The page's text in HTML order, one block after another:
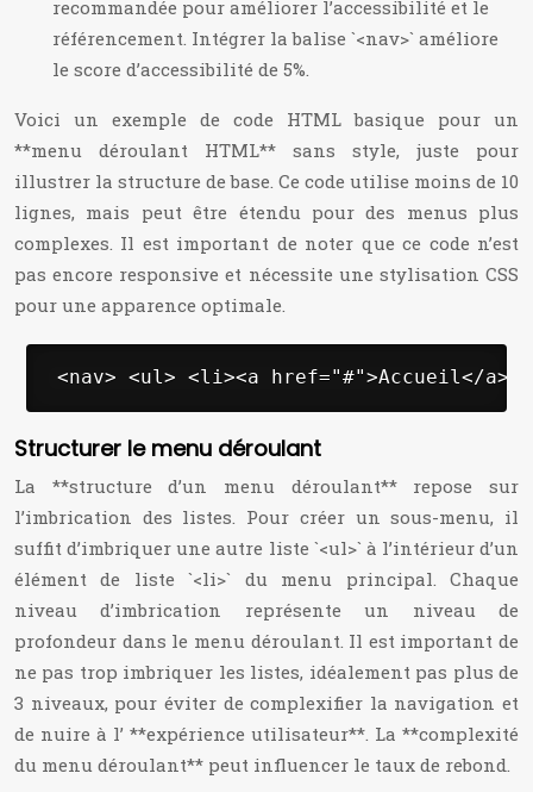
recommandée pour améliorer l’accessibilité et le
référencement. Intégrer la balise `<nav>` améliore
le score d’accessibilité de 5%.
Voici un exemple de code HTML basique pour un
**menu déroulant HTML** sans style, juste pour
illustrer la structure de base. Ce code utilise moins de 10
lignes, mais peut être étendu pour des menus plus
complexes. Il est important de noter que ce code n’est
pas encore responsive et nécessite une stylisation CSS
pour une apparence optimale.
<nav> <ul> <li><a href="#">Accueil</
Structurer le menu déroulant
La **structure d’un menu déroulant** repose sur
l’imbrication des listes. Pour créer un sous-menu, il
suffit d’imbriquer une autre liste `<ul>` à l’intérieur d’un
élément de liste `<li>` du menu principal. Chaque
niveau d’imbrication représente un niveau de
profondeur dans le menu déroulant. Il est important de
ne pas trop imbriquer les listes, idéalement pas plus de
3 niveaux, pour éviter de complexifier la navigation et
de nuire à l’ **expérience utilisateur**. La **complexité
du menu déroulant** peut influencer le taux de rebond.